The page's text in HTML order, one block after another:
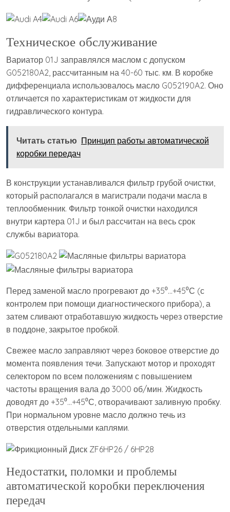
Техническое обслуживание
Вариатор 01J заправлялся маслом с допуском
G052180A2, рассчитанным на 40-60 тыс. км. В коробке
дифференциала использовалось масло G052190A2. Оно
отличается по характеристикам от жидкости для
гидравлического контура.
Читать статью Принцип работы автоматической
коробки передач
В конструкции устанавливался фильтр грубой очистки,
который располагался в магистрали подачи масла в
теплообменник. Фильтр тонкой очистки находился
внутри картера 01J и был рассчитан на весь срок
службы вариатора.
Перед заменой масло прогревают до +35⁰…+45⁰С (с
контролем при помощи диагностического прибора), а
затем сливают отработавшую жидкость через отверстие
в поддоне, закрытое пробкой.
Свежее масло заправляют через боковое отверстие до
момента появления течи. Запускают мотор и проходят
селектором по всем положениям с повышением
частоты вращения вала до 3000 об/мин. Жидкость
доводят до +35⁰…+45⁰С, отворачивают заливную пробку.
При нормальном уровне масло должно течь из
отверстия отдельными каплями.
Недостатки, поломки и проблемы
автоматической коробки переключения
передач